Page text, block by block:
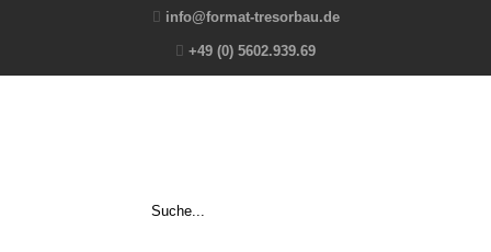
info@format-tresorbau.de
+49 (0) 5602.939.69